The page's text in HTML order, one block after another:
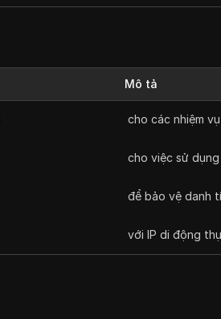
Mô tả
cho các nhiệm
cho việc sử
để bảo vệ danh
với IP di động